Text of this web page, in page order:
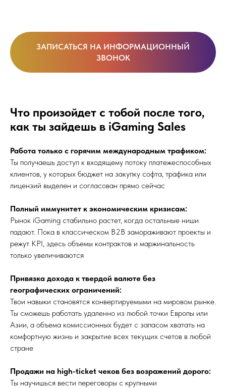
ЗАПИСАТЬСЯ НА ИНФОРМАЦИОННЫЙ
ЗВОНОК
Что произойдет с тобой после того,
как ты зайдешь в iGaming Sales
Работа только с горячим международным трафиком:
Ты получаешь доступ к входящему потоку платежеспособных
клиентов, у которых бюджет на закупку софта, трафика или
лицензий выделен и согласован прямо сейчас
Полный иммунитет к экономическим кризисам:
Рынок iGaming стабильно растет, когда остальные ниши
падают. Пока в классическом B2B замораживают проекты и
режут KPI, здесь объемы контрактов и маржинальность
только увеличиваются
Привязка дохода к твердой валюте без
географических ограничений:
Твои навыки становятся конвертируемыми на мировом рынке.
Ты сможешь работать удаленно из любой точки Европы или
Азии, а объема комиссионных будет с запасом хватать на
комфортную жизнь и закрытие всех текущих счетов в любой
стране
Продажи на high-ticket чеков без возражений дорого:
Ты научишься вести переговоры с крупными
Our Office:
SiliconSea LP,SL036312 5 South Charlotte
Street, Edinburgh doing business as Hirexel
HR Agency
Downtown Business Tower, Business Bay,
Proxima Eight FZE LLC
Business Centre, Sharjah Publishing City
Free Zone,
Proxima Eight